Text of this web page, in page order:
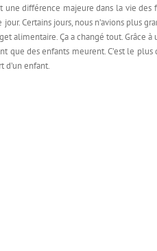
différence majeure dans la vie des
Certains jours, nous n’avions plus
alimentaire. Ça a changé tout. Grâce
que des enfants meurent. C’est le
d’un enfant.